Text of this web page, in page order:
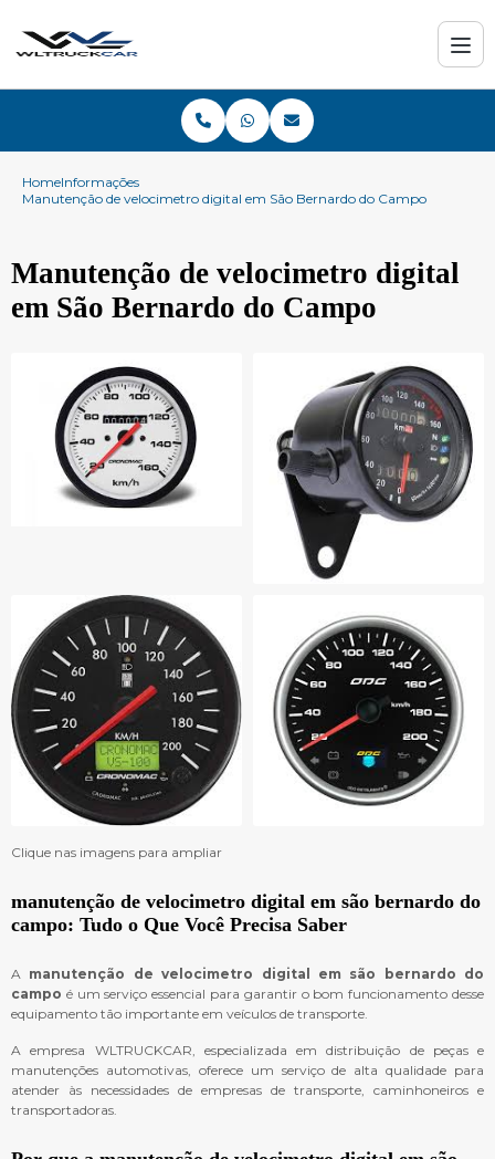
HomeInformações
Manutenção de velocimetro digital em São Bernardo do Campo
Manutenção de velocimetro digital
em São Bernardo do Campo
Clique nas imagens para ampliar
manutenção de velocimetro digital em são bernardo do
campo: Tudo o Que Você Precisa Saber
A manutenção de velocimetro digital em são bernardo do
campo é um serviço essencial para garantir o bom funcionamento desse
equipamento tão importante em veículos de transporte.
A empresa WLTRUCKCAR, especializada em distribuição de peças e
manutenções automotivas, oferece um serviço de alta qualidade para
atender às necessidades de empresas de transporte, caminhoneiros e
transportadoras.